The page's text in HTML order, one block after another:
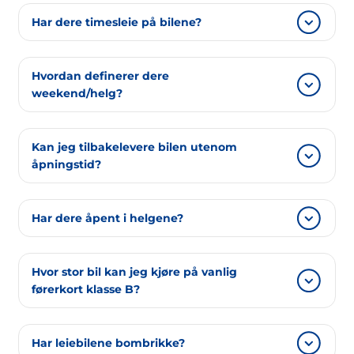
Har dere timesleie på bilene?
For timesleie du kan bruke vårt app: tuttut.no
Hvordan definerer dere
weekend/helg?
Vi regner helg/weekend fra fredag kl.16.00 til
mandag kl.08.00.
Kan jeg tilbakelevere bilen utenom
åpningstid?
Ja. Avtal med oss ved henting av bil.
Har dere åpent i helgene?
Vi har åpent lørdager. Det er mulig å hente bil
søndag (etter avtale). Lørdag holder vi åpent
åpningstider bruk: tuttut.no
Hvor stor bil kan jeg kjøre på vanlig
førerkort klasse B?
Vektbegrensningen for førerkort klasse B er
3.500 kg. Målt i volum er den største bilen for
Har leiebilene bombrikke?